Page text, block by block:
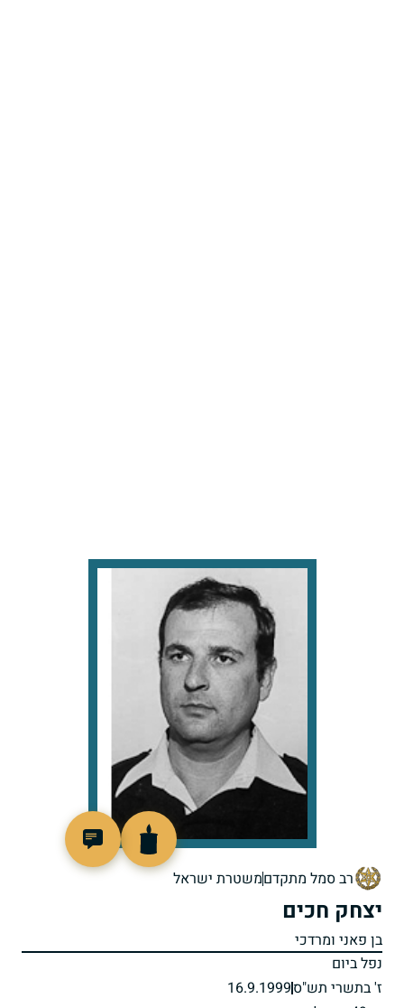
רב סמל מתקדםמשטרת ישראל
יצחק חכים
בן פאני ומרדכי
נפל ביום
ז' בתשרי תש"ס16.9.1999